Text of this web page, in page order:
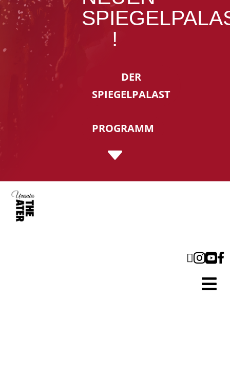
!
DER
SPIEGELPALAST
PROGRAMM
C

